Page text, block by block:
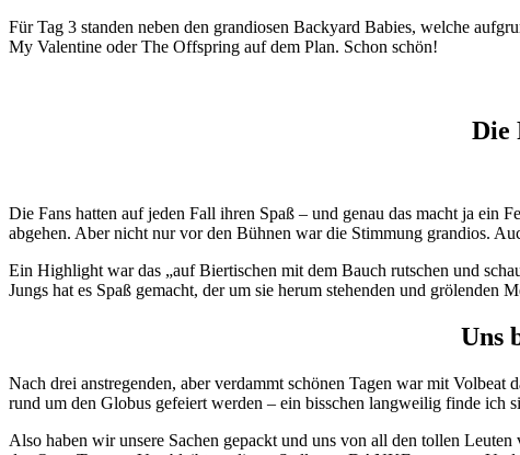
Für Tag 3 standen neben den grandiosen Backyard Babies, welche
My Valentine oder The Offspring auf dem Plan. Schon schön!
Die
Die Fans hatten auf jeden Fall ihren Spaß – und genau das macht ja ein
abgehen. Aber nicht nur vor den Bühnen war die Stimmung grandios.
Ein Highlight war das „auf Biertischen mit dem Bauch rutschen und
Jungs hat es Spaß gemacht, der um sie herum stehenden und grölenden
Uns
Nach drei anstregenden, aber verdammt schönen Tagen war mit
rund um den Globus gefeiert werden – ein bisschen langweilig finde ich
Also haben wir unsere Sachen gepackt und uns von all den tollen